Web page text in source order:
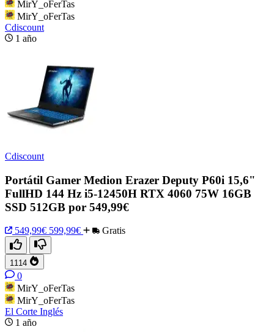
MirY_oFerTas
MirY_oFerTas
Cdiscount
1 año
Cdiscount
Portátil Gamer Medion Erazer Deputy P60i 15,6"
FullHD 144 Hz i5-12450H RTX 4060 75W 16GB
SSD 512GB por 549,99€
549,99€ 599,99€ Gratis
1114
0
MirY_oFerTas
MirY_oFerTas
El Corte Inglés
1 año